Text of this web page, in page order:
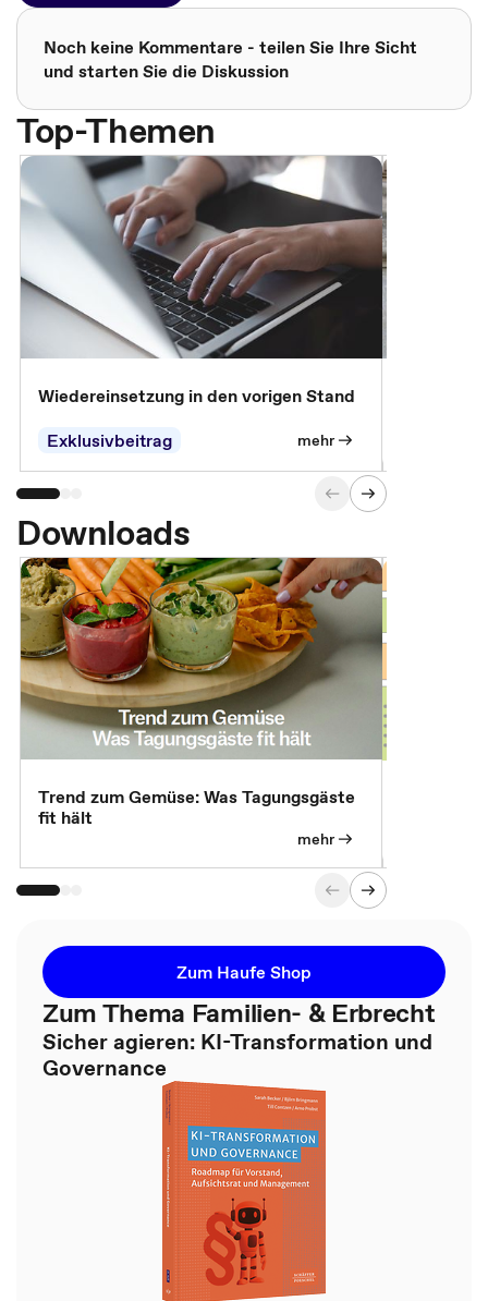
Noch keine Kommentare - teilen Sie Ihre Sicht
und starten Sie die Diskussion
Top-Themen
Wiedereinsetzung in den vorigen Stand
Exklusivbeitrag
mehr
Downloads
Trend zum Gemüse: Was Tagungsgäste
fit hält
mehr
Zum Haufe Shop
Zum Thema Familien- & Erbrecht
Sicher agieren: KI-Transformation und
Governance